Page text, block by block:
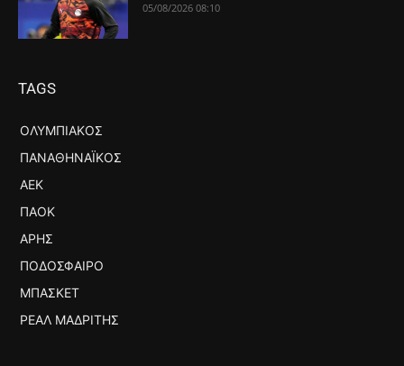
05/08/2026 08:10
TAGS
ΟΛΥΜΠΙΑΚΌΣ
ΠΑΝΑΘΗΝΑΪΚΌΣ
ΑΕΚ
ΠΑΟΚ
ΆΡΗΣ
ΠΟΔΌΣΦΑΙΡΟ
ΜΠΆΣΚΕΤ
ΡΕΆΛ ΜΑΔΡΊΤΗΣ